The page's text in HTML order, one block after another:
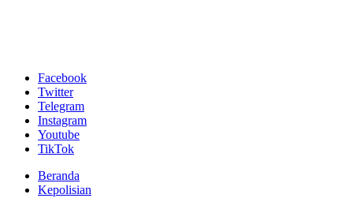
Facebook
Twitter
Telegram
Instagram
Youtube
TikTok
Beranda
Kepolisian